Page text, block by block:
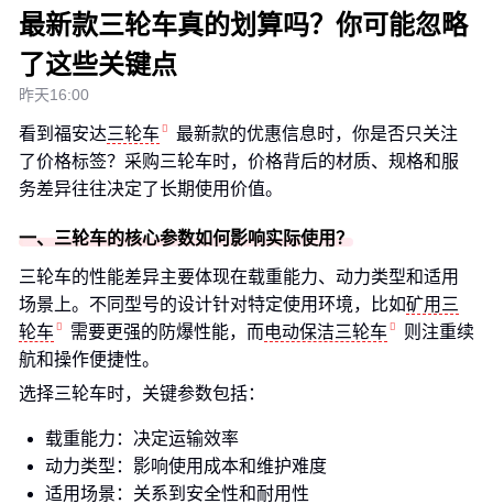
最新款三轮车真的划算吗？你可能忽略
了这些关键点
昨天16:00
看到福安达三轮车
最新款的优惠信息时，你是否只关注
了价格标签？采购三轮车时，价格背后的材质、规格和服
务差异往往决定了长期使用价值。
一、三轮车的核心参数如何影响实际使用？
三轮车的性能差异主要体现在载重能力、动力类型和适用
场景上。不同型号的设计针对特定使用环境，比如矿用三
轮车
需要更强的防爆性能，而电动保洁三轮车
则注重续
航和操作便捷性。
选择三轮车时，关键参数包括：
载重能力：决定运输效率
动力类型：影响使用成本和维护难度
适用场景：关系到安全性和耐用性